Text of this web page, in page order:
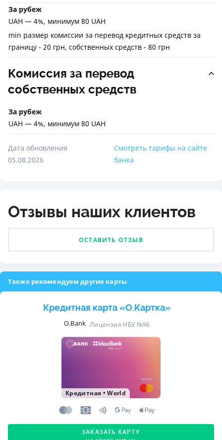
За рубеж
UAH — 4%, минимум 80 UAH
min размер комиссии за перевод кредитных средств за
границу - 20 грн, собственных средств - 80 грн
Комиссия за перевод
собственных средств
За рубеж
UAH — 4%, минимум 80 UAH
Дата обновления
05.08.2026
Смотреть тарифы на сайте
банка
Отзывы наших клиентов
ОСТАВИТЬ ОТЗЫВ
Также рекомендуем другие карты
Кредитная карта «O.Картка»
O.Bank Лицензия НБУ №96
Кредитная •World
ЗАКАЗАТЬ КАРТУ